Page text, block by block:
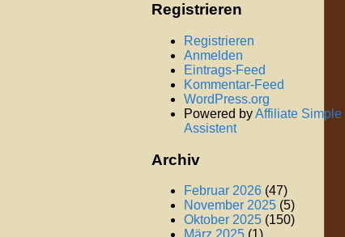
Registrieren
Registrieren
Anmelden
Eintrags-Feed
Kommentar-Feed
WordPress.org
Powered byAffiliate Simple
Assistent
Archiv
Februar 2026 (47)
November 2025 (5)
Oktober 2025 (150)